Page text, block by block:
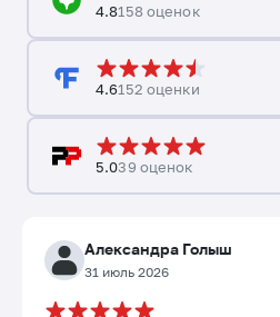
4.8158 оценок
4.6152 оценки
5.039 оценок
Александра Голыш
31 июль 2026